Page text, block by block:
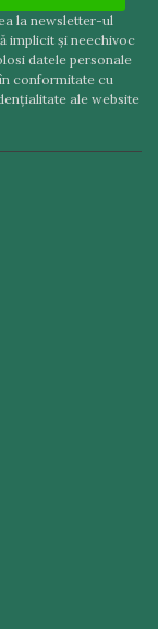
la newsletter-ul
implicit şi neechivoc
datele personale
conformitate cu
ale website